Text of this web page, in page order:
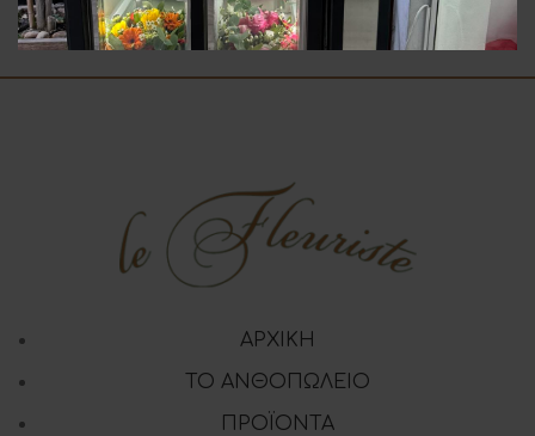
3.00€ 3.50 €
ΑΡΧΙΚΗ
ΤΟ ΑΝΘΟΠΩΛΕΙΟ
ΠΡΟΪΟΝΤΑ